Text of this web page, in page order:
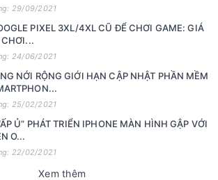
29/09/2021
PIXEL 3XL/4XL CŨ ĐỂ CHƠI GAME: GIÁ
CHƠI...
24/06/2021
NỚI RỘNG GIỚI HẠN CẬP NHẬT PHẦN MỀM
25/02/2021
Ủ” PHÁT TRIỂN IPHONE MÀN HÌNH GẬP VỚI
O...
22/02/2021
Xem thêm